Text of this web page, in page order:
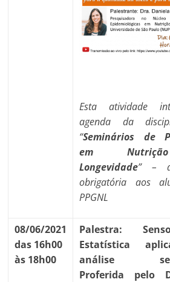
Esta atividade
agenda da
“Seminários de
em
Longevidade” –
obrigatória aos
PPGNL
08/06/2021
das 16h00
às 18h00
Palestra:
Estatística
análise
Proferida pelo